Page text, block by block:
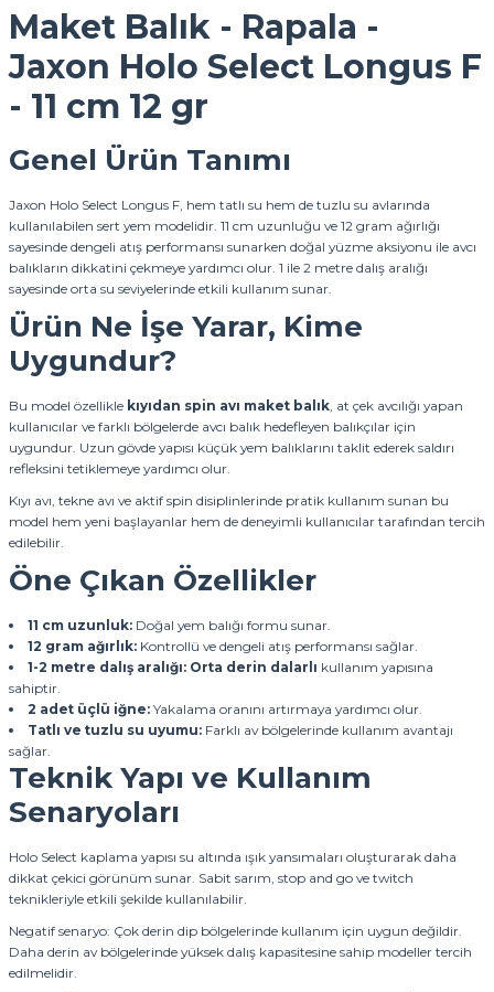
Maket Balık - Rapala -
Jaxon Holo Select Longus F
- 11 cm 12 gr
Genel Ürün Tanımı
Jaxon Holo Select Longus F, hem tatlı su hem de tuzlu su avlarında
kullanılabilen sert yem modelidir. 11 cm uzunluğu ve 12 gram ağırlığı
sayesinde dengeli atış performansı sunarken doğal yüzme aksiyonu ile avcı
balıkların dikkatini çekmeye yardımcı olur. 1 ile 2 metre dalış aralığı
sayesinde orta su seviyelerinde etkili kullanım sunar.
Ürün Ne İşe Yarar, Kime
Uygundur?
Bu model özellikle kıyıdan spin avı maket balık, at çek avcılığı yapan
kullanıcılar ve farklı bölgelerde avcı balık hedefleyen balıkçılar için
uygundur. Uzun gövde yapısı küçük yem balıklarını taklit ederek saldırı
refleksini tetiklemeye yardımcı olur.
Kıyı avı, tekne avı ve aktif spin disiplinlerinde pratik kullanım sunan bu
model hem yeni başlayanlar hem de deneyimli kullanıcılar tarafından tercih
edilebilir.
Öne Çıkan Özellikler
11 cm uzunluk:Doğal yem balığı formu sunar.
12 gram ağırlık:Kontrollü ve dengeli atış performansı sağlar.
1-2 metre dalış aralığı: Orta derin dalarlı kullanım yapısına
sahiptir.
2 adet üçlü iğne:Yakalama oranını artırmaya yardımcı olur.
Tatlı ve tuzlu su uyumu:Farklı av bölgelerinde kullanım avantajı
sağlar.
Teknik Yapı ve Kullanım
Senaryoları
Holo Select kaplama yapısı su altında ışık yansımaları oluşturarak daha
dikkat çekici görünüm sunar. Sabit sarım, stop and go ve twitch
teknikleriyle etkili şekilde kullanılabilir.
Negatif senaryo: Çok derin dip bölgelerinde kullanım için uygun değildir.
Daha derin av bölgelerinde yüksek dalış kapasitesine sahip modeller tercih
edilmelidir.